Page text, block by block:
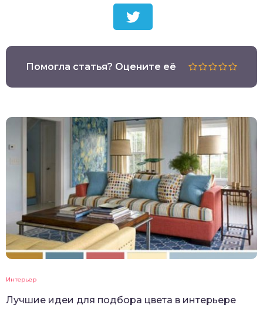
Помогла статья? Оцените её
Интерьер
Лучшие идеи для подбора цвета в интерьере